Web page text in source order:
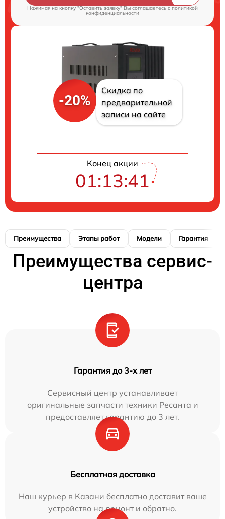
Нажимая на кнопку "Оставить заявку" Вы соглашаетесь cполитикой
конфиденциальности
-20%
Скидка по
предварительной
записи на сайте
Конец акции
01:13:41
Преимущества Этапы работ Модели Гарантия
Преимущества сервис-
центра
Гарантия до 3-х лет
Сервисный центр устанавливает
оригинальные запчасти техники Ресанта и
предоставляет гарантию до 3 лет.
Бесплатная доставка
Наш курьер в Казани бесплатно доставит ваше
устройство на ремонт и обратно.